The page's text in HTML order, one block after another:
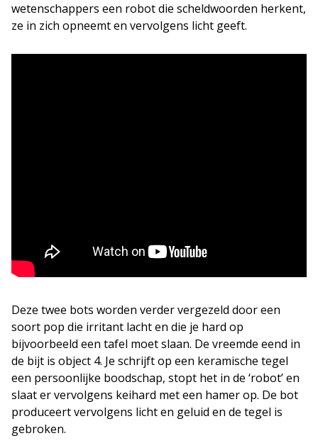
wetenschappers een robot die scheldwoorden herkent,
ze in zich opneemt en vervolgens licht geeft.
Deze twee bots worden verder vergezeld door een
soort pop die irritant lacht en die je hard op
bijvoorbeeld een tafel moet slaan. De vreemde eend in
de bijt is object 4. Je schrijft op een keramische tegel
een persoonlijke boodschap, stopt het in de ‘robot’ en
slaat er vervolgens keihard met een hamer op. De bot
produceert vervolgens licht en geluid en de tegel is
gebroken.